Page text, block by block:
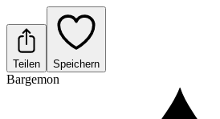
Teilen Speichern
Bargemon